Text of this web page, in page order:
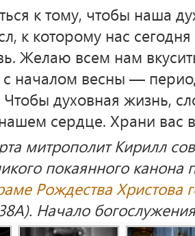
к тому, чтобы наша
к которому нас
Желаю всем нам
с началом весны —
духовная жизнь,
сердце. Храни вас
митрополит Кирилл
покаянного
Рождества Христова
Начало